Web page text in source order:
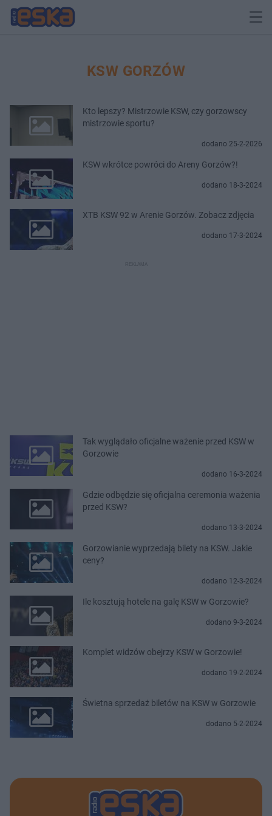
KSW GORZÓW
Kto lepszy? Mistrzowie KSW, czy gorzowscy
mistrzowie sportu?
dodano 25-2-2026
KSW wkrótce powróci do Areny Gorzów?!
dodano 18-3-2024
XTB KSW 92 w Arenie Gorzów. Zobacz zdjęcia
dodano 17-3-2024
Tak wyglądało oficjalne ważenie przed KSW w
Gorzowie
dodano 16-3-2024
Gdzie odbędzie się oficjalna ceremonia ważenia
przed KSW?
dodano 13-3-2024
Gorzowianie wyprzedają bilety na KSW. Jakie
ceny?
dodano 12-3-2024
Ile kosztują hotele na galę KSW w Gorzowie?
dodano 9-3-2024
Komplet widzów obejrzy KSW w Gorzowie!
dodano 19-2-2024
Świetna sprzedaż biletów na KSW w Gorzowie
dodano 5-2-2024